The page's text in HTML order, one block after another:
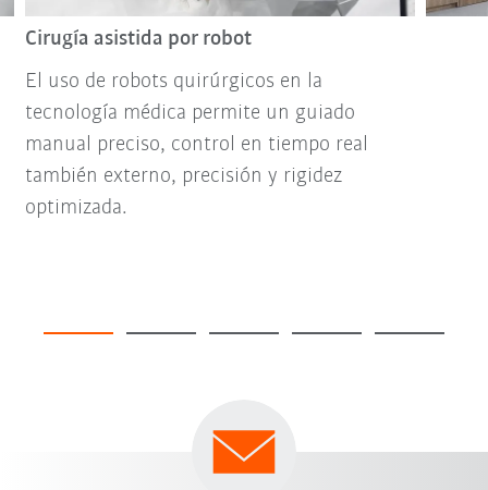
Cirugía asistida por robot
El uso de robots quirúrgicos en la
tecnología médica permite un guiado
manual preciso, control en tiempo real
también externo, precisión y rigidez
optimizada.